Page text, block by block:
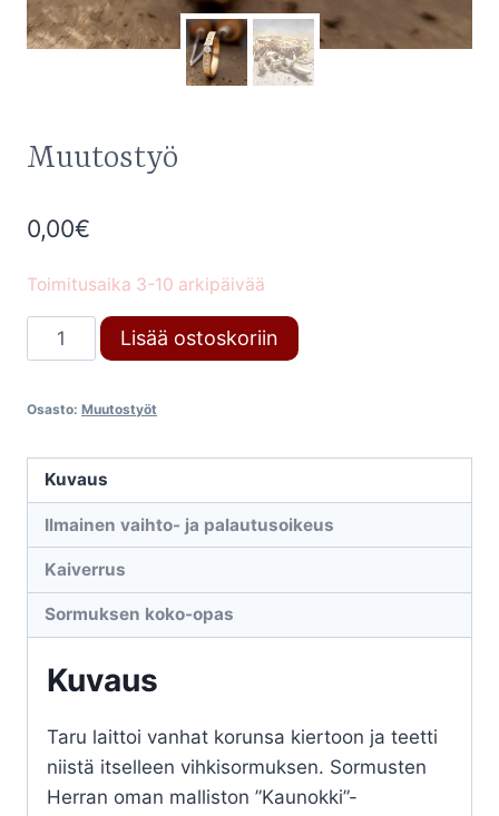
Muutostyö
0,00€
Toimitusaika 3-10 arkipäivää
Muutostyö
määrä
Lisää ostoskoriin
Osasto: Muutostyöt
Kuvaus
Ilmainen vaihto- ja palautusoikeus
Kaiverrus
Sormuksen koko-opas
Kuvaus
Taru laittoi vanhat korunsa kiertoon ja teetti
niistä itselleen vihkisormuksen. Sormusten
Herran oman malliston ”Kaunokki”-